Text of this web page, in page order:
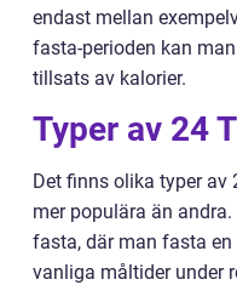
endast mellan
fasta-perioden kan
tillsats av kalorier.
Typer av 24
Det finns olika typer
mer populära än
fasta, där man fasta
vanliga måltider under